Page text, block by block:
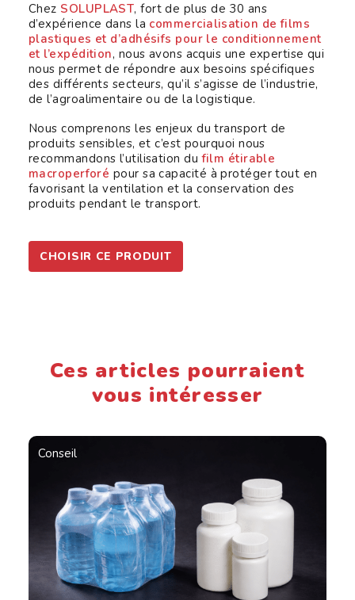
Chez SOLUPLAST, fort de plus de 30 ans
d’expérience dans la commercialisation de films
plastiques et d’adhésifs pour le conditionnement
et l’expédition, nous avons acquis une expertise qui
nous permet de répondre aux besoins spécifiques
des différents secteurs, qu’il s’agisse de l’industrie,
de l’agroalimentaire ou de la logistique.
Nous comprenons les enjeux du transport de
produits sensibles, et c’est pourquoi nous
recommandons l’utilisation dufilm étirable
macroperforé pour sa capacité à protéger tout en
favorisant la ventilation et la conservation des
produits pendant le transport.
CHOISIR CE PRODUIT
Ces articles pourraient
vous intéresser
Conseil